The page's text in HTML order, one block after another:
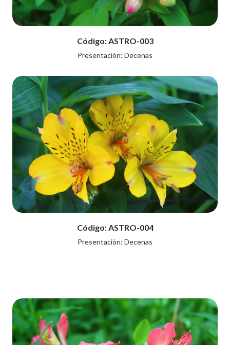
Código: ASTRO-003
Presentación: Decenas
Código: ASTRO-004
Presentación: Decenas